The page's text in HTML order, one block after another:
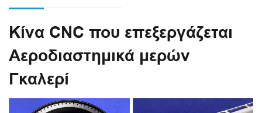
Κίνα CNC που επεξεργάζεται
Αεροδιαστημικά μερών
Γκαλερί